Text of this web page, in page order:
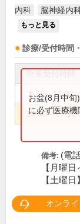
内科
脳神経内
もっと見る
診療/受付時間
8:30～11:30
14:00～17:10
お盆(8月中旬
に必ず医療機
備考: (電
【月曜
【土曜
オンラ